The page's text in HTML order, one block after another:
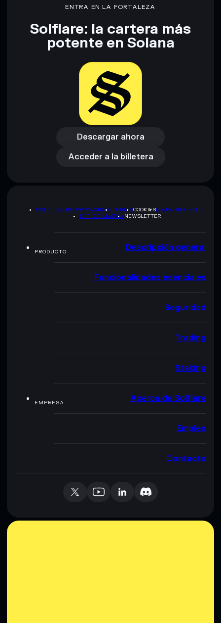
ENTRA EN LA FORTALEZA
Solflare: la cartera más
potente en Solana
Descargar ahora
Descargar ahora
Acceder a la billetera
Acceder a la billetera
POLÍTICA DE PRIVACIDADTERMSCOOKIESMAPA DEL SITIO
KIT DE MARCA NEWSLETTER
PRODUCTO Descripción general
Funcionalidades esenciales
Seguridad
Trading
Staking
EMPRESA Acerca de Solflare
Empleo
Contacto